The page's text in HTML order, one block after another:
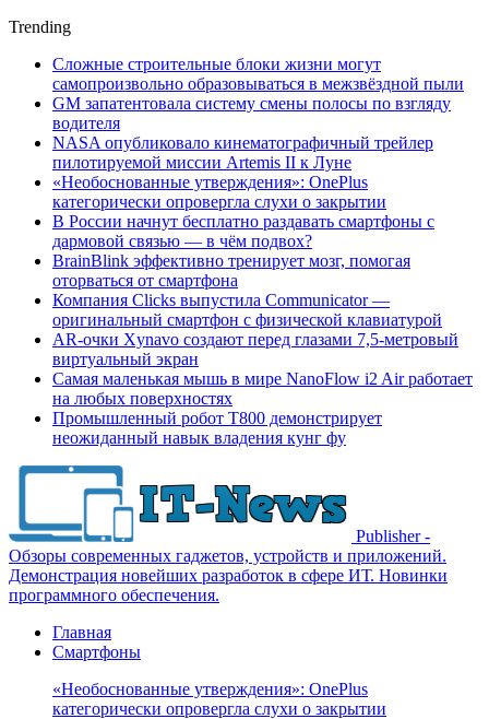
Trending
Сложные строительные блоки жизни могут
самопроизвольно образовываться в межзвёздной пыли
GM запатентовала систему смены полосы по взгляду
водителя
NASA опубликовало кинематографичный трейлер
пилотируемой миссии Artemis II к Луне
«Необоснованные утверждения»: OnePlus
категорически опровергла слухи о закрытии
В России начнут бесплатно раздавать смартфоны с
дармовой связью — в чём подвох?
BrainBlink эффективно тренирует мозг, помогая
оторваться от смартфона
Компания Clicks выпустила Communicator —
оригинальный смартфон с физической клавиатурой
AR-очки Xynavo создают перед глазами 7,5-метровый
виртуальный экран
Самая маленькая мышь в мире NanoFlow i2 Air работает
на любых поверхностях
Промышленный робот Т800 демонстрирует
неожиданный навык владения кунг фу
Publisher -
Обзоры современных гаджетов, устройств и приложений.
Демонстрация новейших разработок в сфере ИТ. Новинки
программного обеспечения.
Главная
Смартфоны
«Необоснованные утверждения»: OnePlus
категорически опровергла слухи о закрытии